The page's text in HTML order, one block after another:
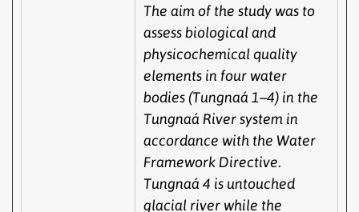
The aim of the study was to
assess biological and
physicochemical quality
elements in four water
bodies (Tungnaá 1–4) in the
Tungnaá River system in
accordance with the Water
Framework Directive.
Tungnaá 4 is untouched
glacial river while the